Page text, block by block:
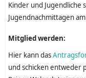
Kinder und Jugendliche
Jugendnachmittagen
Mitglied werden:
Hier kann das
und schicken entweder